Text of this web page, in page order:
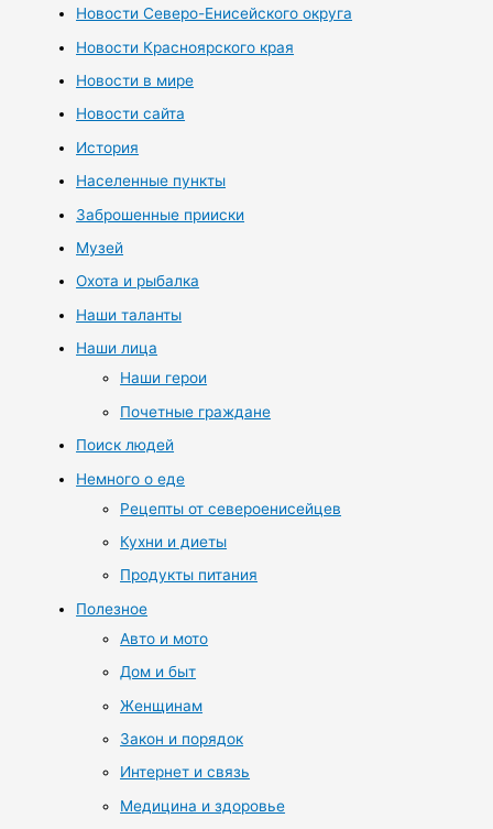
Новости Северо-Енисейского округа
Новости Красноярского края
Новости в мире
Новости сайта
История
Населенные пункты
Заброшенные прииски
Музей
Охота и рыбалка
Наши таланты
Наши лица
Наши герои
Почетные граждане
Поиск людей
Немного о еде
Рецепты от североенисейцев
Кухни и диеты
Продукты питания
Полезное
Авто и мото
Дом и быт
Женщинам
Закон и порядок
Интернет и связь
Медицина и здоровье